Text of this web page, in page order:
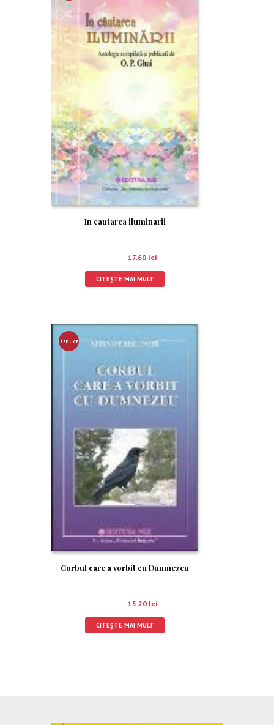
In cautarea iluminarii
17.60 lei
CITEȘTE MAI MULT
REDUCE
Corbul care a vorbit cu Dumnezeu
15.20 lei
CITEȘTE MAI MULT